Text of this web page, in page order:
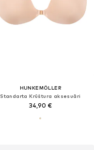
HUNKEMÖLLER
Standarta Krūštura aksesuāri
34,90 €